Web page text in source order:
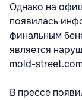
Однако на
появилась
финальным
является
mold-
В прессе